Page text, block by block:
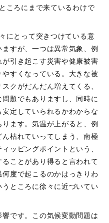
ころにまで来ているわけで
にとって突きつけている意
すが、一つは異常気象、例
引き起こす災害や健康被害
すくなっている。大きな被
クがだんだん増えてくる、
題でもありますし、同時に
定していられるかわからな
ます。気温が上がると、例
枯れていってしまう、南極
ッピングポイントという、
ことがあり得ると言われて
度で起こるのかはっきりわ
ところに徐々に近づいてい
です。この気候変動問題は